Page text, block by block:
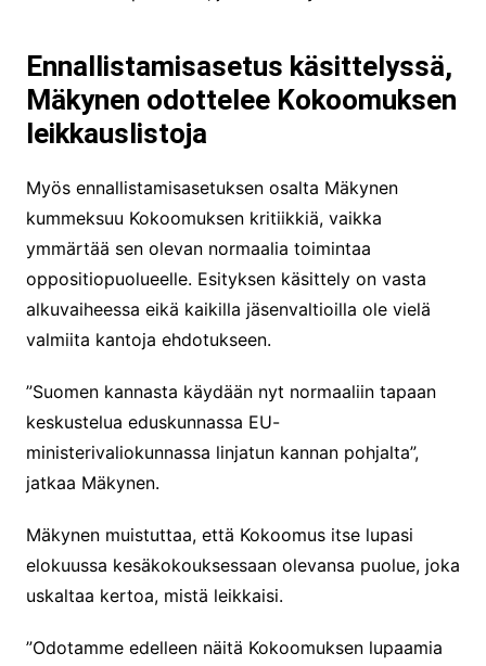
Ennallistamisasetus käsittelyssä,
Mäkynen odottelee Kokoomuksen
leikkauslistoja
Myös ennallistamisasetuksen osalta Mäkynen
kummeksuu Kokoomuksen kritiikkiä, vaikka
ymmärtää sen olevan normaalia toimintaa
oppositiopuolueelle. Esityksen käsittely on vasta
alkuvaiheessa eikä kaikilla jäsenvaltioilla ole vielä
valmiita kantoja ehdotukseen.
”Suomen kannasta käydään nyt normaaliin tapaan
keskustelua eduskunnassa EU-
ministerivaliokunnassa linjatun kannan pohjalta”,
jatkaa Mäkynen.
Mäkynen muistuttaa, että Kokoomus itse lupasi
elokuussa kesäkokouksessaan olevansa puolue, joka
uskaltaa kertoa, mistä leikkaisi.
”Odotamme edelleen näitä Kokoomuksen lupaamia